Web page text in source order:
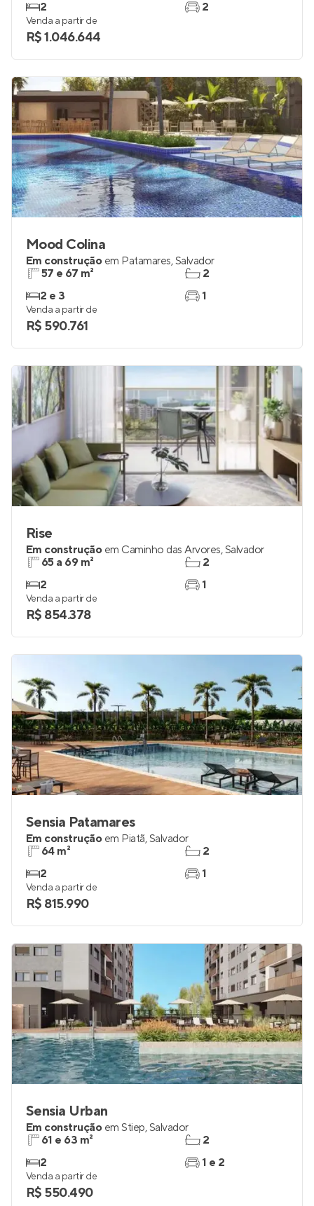
2 2
Venda a partir de
R$ 1.046.644
Mood Colina
Em construção em Patamares,Salvador
57 e 67 m²
2 e 3
2
1
Venda a partir de
R$ 590.761
Rise
Em construção em Caminho das Árvores,Salvador
65 a 69 m²
2
2
1
Venda a partir de
R$ 854.378
Sensia Patamares
Em construção em Piatã,Salvador
64 m²
2
2
1
Venda a partir de
R$ 815.990
Sensia Urban
Em construção em Stiep,Salvador
61 e 63 m²
2
2
1 e 2
Venda a partir de
R$ 550.490